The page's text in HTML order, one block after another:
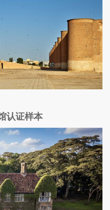
认证样本